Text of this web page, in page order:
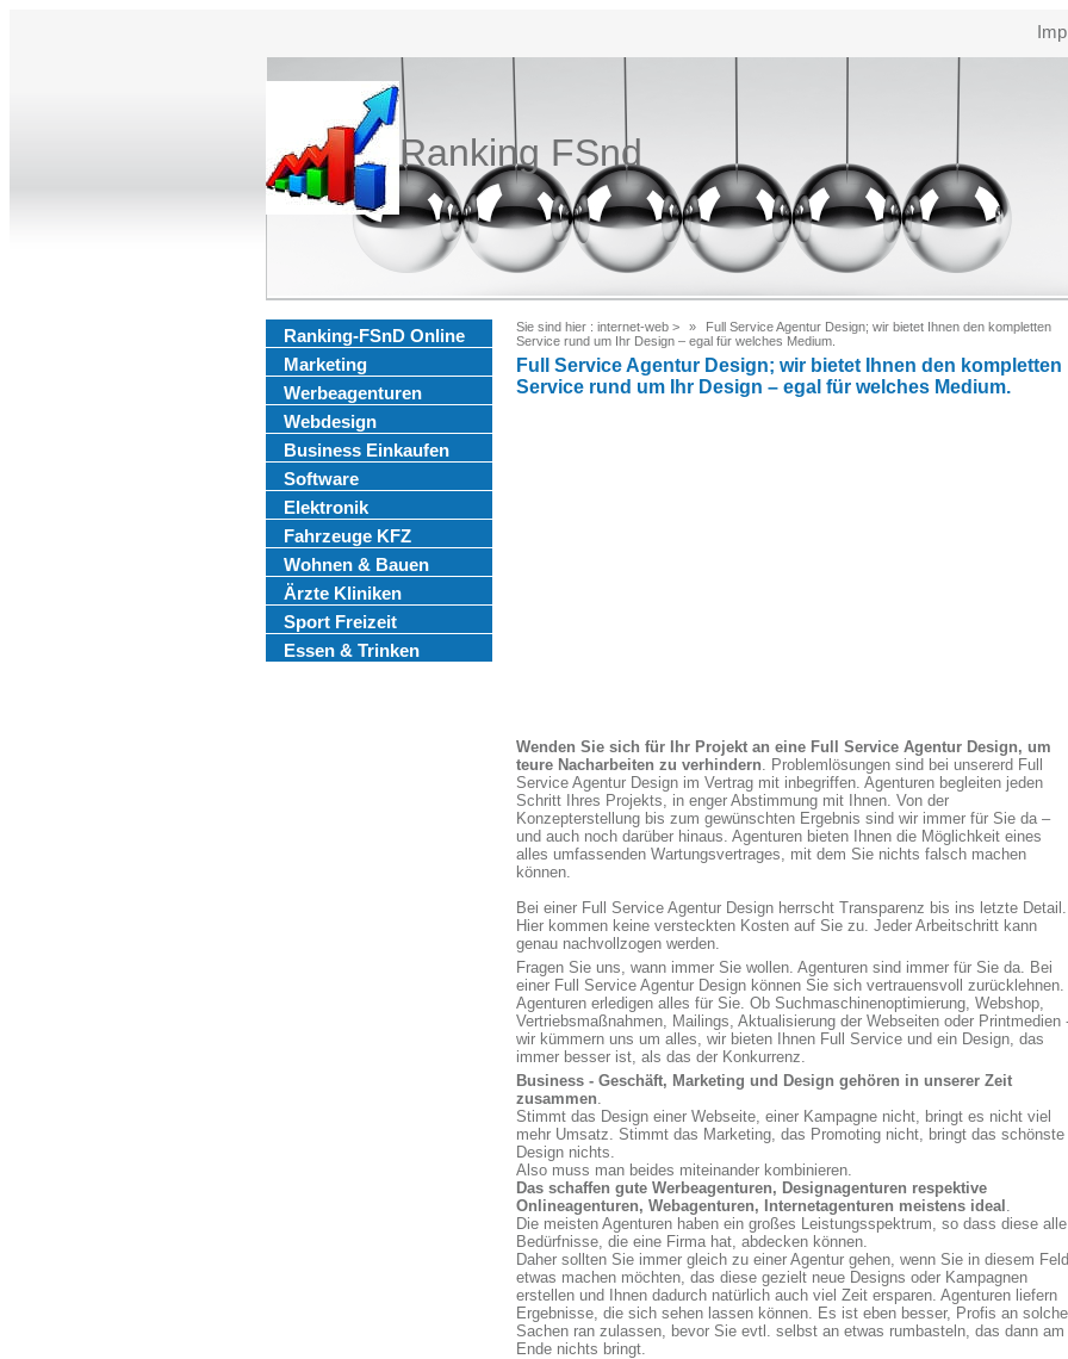
Ranking FSnd
Ranking-FSnD Online
Marketing
Werbeagenturen
Webdesign
Business Einkaufen
Software
Elektronik
Fahrzeuge KFZ
Wohnen & Bauen
Ärzte Kliniken
Sport Freizeit
Essen & Trinken
Sie sind hier : internet-web >
Full Service Agentur Design; wir bietet Ihnen den kompletten
Service rund um Ihr Design – egal für welches Medium.
Full Service Agentur Design; wir bietet Ihnen den kompletten
Service rund um Ihr Design – egal für welches Medium.
Wenden Sie sich für Ihr Projekt an eine Full Service Agentur Design, um
teure Nacharbeiten zu verhindern. Problemlösungen sind bei unsererd Full
Service Agentur Design im Vertrag mit inbegriffen. Agenturen begleiten jeden
Schritt Ihres Projekts, in enger Abstimmung mit Ihnen. Von der
Konzepterstellung bis zum gewünschten Ergebnis sind wir immer für Sie da –
und auch noch darüber hinaus. Agenturen bieten Ihnen die Möglichkeit eines
alles umfassenden Wartungsvertrages, mit dem Sie nichts falsch machen
können.
Bei einer Full Service Agentur Design herrscht Transparenz bis ins letzte Detail.
Hier kommen keine versteckten Kosten auf Sie zu. Jeder Arbeitschritt kann
genau nachvollzogen werden.
Fragen Sie uns, wann immer Sie wollen. Agenturen sind immer für Sie da. Bei
einer Full Service Agentur Design können Sie sich vertrauensvoll zurücklehnen.
Agenturen erledigen alles für Sie. Ob Suchmaschinenoptimierung, Webshop,
Vertriebsmaßnahmen, Mailings, Aktualisierung der Webseiten oder Printmedien
wir kümmern uns um alles, wir bieten Ihnen Full Service und ein Design, das
immer besser ist, als das der Konkurrenz.
Business - Geschäft, Marketing und Design gehören in unserer Zeit
zusammen.
Stimmt das Design einer Webseite, einer Kampagne nicht, bringt es nicht viel
mehr Umsatz. Stimmt das Marketing, das Promoting nicht, bringt das schönste
Design nichts.
Also muss man beides miteinander kombinieren.
Das schaffen gute Werbeagenturen, Designagenturen respektive
Onlineagenturen, Webagenturen, Internetagenturen meistens ideal .
Die meisten Agenturen haben ein großes Leistungsspektrum, so dass diese alle
Bedürfnisse, die eine Firma hat, abdecken können.
Daher sollten Sie immer gleich zu einer Agentur gehen, wenn Sie in diesem Feld
etwas machen möchten, das diese gezielt neue Designs oder Kampagnen
erstellen und Ihnen dadurch natürlich auch viel Zeit ersparen. Agenturen liefern
Ergebnisse, die sich sehen lassen können. Es ist eben besser, Profis an solche
Sachen ran zulassen, bevor Sie evtl. selbst an etwas rumbasteln, das dann am
Ende nichts bringt.